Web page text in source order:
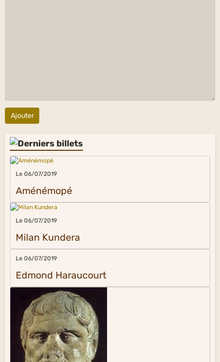
Ajouter
Le 06/07/2019
Aménémopé
Le 06/07/2019
Milan Kundera
Le 06/07/2019
Edmond Haraucourt